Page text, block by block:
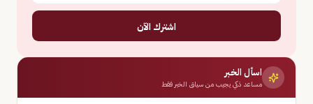
اشترك الآن
اسأل الخبر
مساعد ذكي يجيب من سياق الخبر فقط